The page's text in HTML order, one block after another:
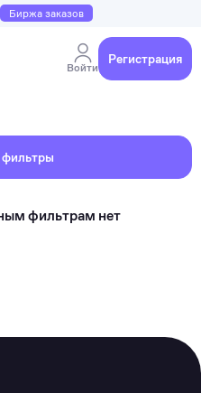
Биржа заказов
Войти
Регистрация
фильтры
фильтрам нет